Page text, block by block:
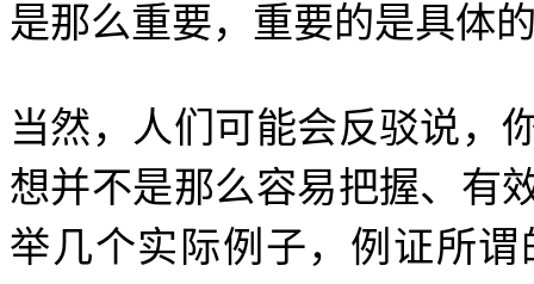
是那么重要，重要的是具体
当然，人们可能会反驳说，
想并不是那么容易把握、有
举几个实际例子，例证所